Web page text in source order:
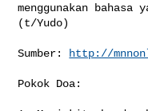
menggunakan bahasa
(t/Yudo)
Sumber: http://
Pokok Doa: